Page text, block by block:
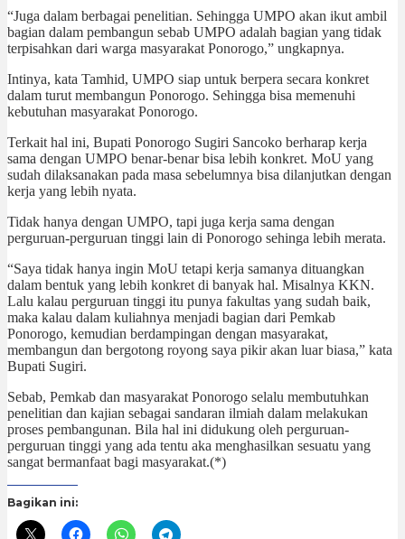
“Juga dalam berbagai penelitian. Sehingga UMPO akan ikut ambil
bagian dalam pembangun sebab UMPO adalah bagian yang tidak
terpisahkan dari warga masyarakat Ponorogo,” ungkapnya.
Intinya, kata Tamhid, UMPO siap untuk berpera secara konkret
dalam turut membangun Ponorogo. Sehingga bisa memenuhi
kebutuhan masyarakat Ponorogo.
Terkait hal ini, Bupati Ponorogo Sugiri Sancoko berharap kerja
sama dengan UMPO benar-benar bisa lebih konkret. MoU yang
sudah dilaksanakan pada masa sebelumnya bisa dilanjutkan dengan
kerja yang lebih nyata.
Tidak hanya dengan UMPO, tapi juga kerja sama dengan
perguruan-perguruan tinggi lain di Ponorogo sehinga lebih merata.
“Saya tidak hanya ingin MoU tetapi kerja samanya dituangkan
dalam bentuk yang lebih konkret di banyak hal. Misalnya KKN.
Lalu kalau perguruan tinggi itu punya fakultas yang sudah baik,
maka kalau dalam kuliahnya menjadi bagian dari Pemkab
Ponorogo, kemudian berdampingan dengan masyarakat,
membangun dan bergotong royong saya pikir akan luar biasa,” kata
Bupati Sugiri.
Sebab, Pemkab dan masyarakat Ponorogo selalu membutuhkan
penelitian dan kajian sebagai sandaran ilmiah dalam melakukan
proses pembangunan. Bila hal ini didukung oleh perguruan-
perguruan tinggi yang ada tentu aka menghasilkan sesuatu yang
sangat bermanfaat bagi masyarakat.(*)
Bagikan ini: